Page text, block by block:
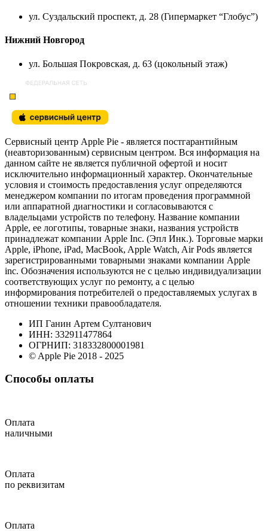
ул. Суздальский проспект, д. 28 (Гипермаркет “Глобус”)
Нижний Новгород
ул. Большая Покровская, д. 63 (цокольный этаж)
Сервисный центр Apple Pie - является постгарантийным
(неавторизованным) сервисным центром. Вся информация на
данном сайте не является публичной офертой и носит
исключительно информационный характер. Окончательные
условия и стоимость предоставления услуг определяются
менеджером компании по итогам проведения программной
или аппаратной диагностики и согласовываются с
владельцами устройств по телефону. Название компании
Apple, ее логотипы, товарные знаки, названия устройств
принадлежат компании Apple Inc. (Эпл Инк.). Торговые марки
Apple, iPhone, iPad, MacBook, Apple Watch, Air Pods является
зарегистрированными товарными знаками компании Apple
inc. Обозначения используются не с целью индивидуализации
соответствующих услуг по ремонту, а с целью
информирования потребителей о предоставляемых услугах в
отношении техники правообладателя.
ИП Ганин Артем Султанович
ИНН: 332911477864
ОГРНИП: 318332800001981
© Apple Pie 2018 - 2025
Способы оплаты
Оплата
наличными
Оплата
по реквизитам
Оплата